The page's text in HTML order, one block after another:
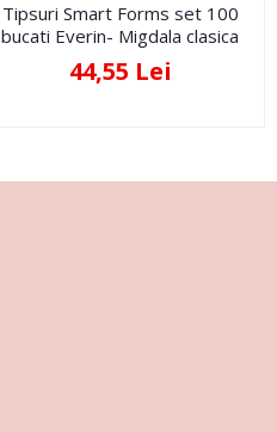
Tipsuri Smart Forms set 100
bucati Everin- Migdala clasica
44,55 Lei